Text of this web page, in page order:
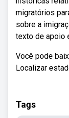
migratórios
sobre a
texto de apoio
Você pode
Localizar
Tags